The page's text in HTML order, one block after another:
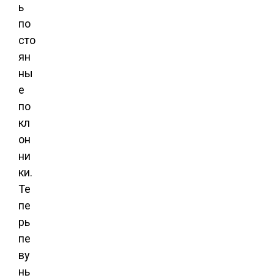
ь
по
сто
ян
ны
е
по
кл
он
ни
ки.
Те
пе
рь
пе
ву
нь